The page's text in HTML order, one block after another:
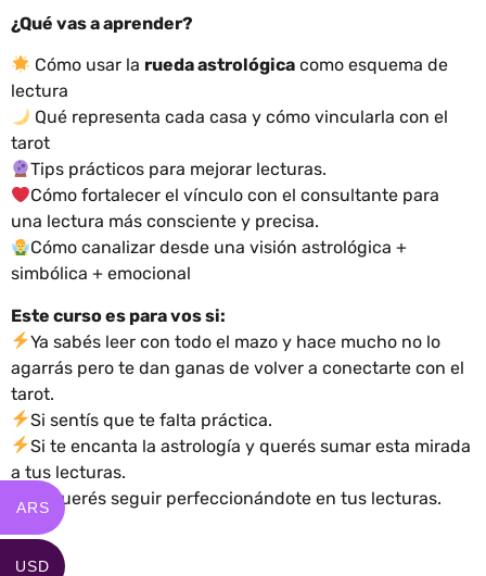
¿Qué vas a aprender?
Cómo usar la rueda astrológica como esquema de
lectura
Qué representa cada casa y cómo vincularla con el
tarot
Tips prácticos para mejorar lecturas.
Cómo fortalecer el vínculo con el consultante para
una lectura más consciente y precisa.
Cómo canalizar desde una visión astrológica +
simbólica + emocional
Este curso es para vos si:
Ya sabés leer con todo el mazo y hace mucho no lo
agarrás pero te dan ganas de volver a conectarte con el
tarot.
Si sentís que te falta práctica.
Si te encanta la astrología y querés sumar esta mirada
a tus lecturas.
Si querés seguir perfeccionándote en tus lecturas.
ARS
USD